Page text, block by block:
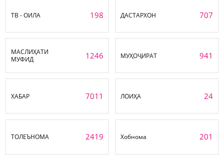
ТВ - ОИЛА 198 ДАСТАРХОН 707
МАСЛИҲАТИ
МУФИД
1246 МУҲОҶИРАТ 941
ХАБАР 7011 ЛОИҲА 24
ТОЛЕЪНОМА 2419 Хобнома 201